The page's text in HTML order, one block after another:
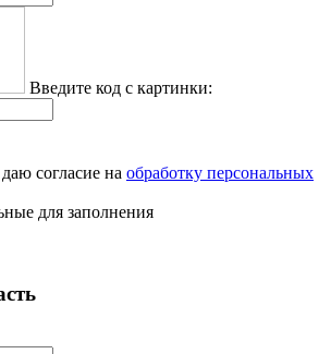
Введите код с картинки:
согласие на обработку персональных
для заполнения